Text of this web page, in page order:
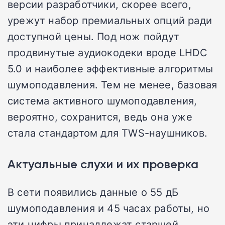
версии разработчики, скорее всего,
урежут набор премиальных опций ради
доступной цены. Под нож пойдут
продвинутые аудиокодеки вроде LHDC
5.0 и наиболее эффективные алгоритмы
шумоподавления. Тем не менее, базовая
система активного шумоподавления,
вероятно, сохранится, ведь она уже
стала стандартом для TWS-наушников.
Актуальные слухи и их проверка
В сети появились данные о 55 дБ
шумоподавления и 45 часах работы, но